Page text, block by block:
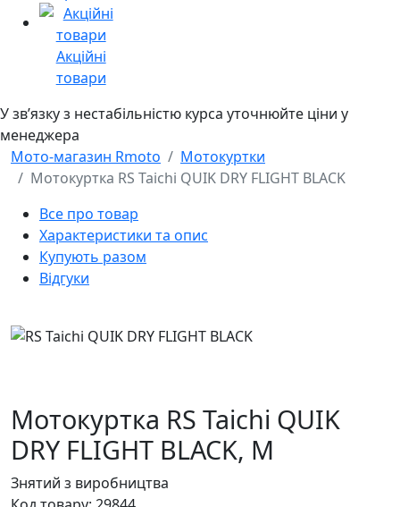
Акційні
товари
У звʼязку з нестабільністю курса уточнюйте ціни у
менеджера
Мото-магазин Rmoto
Мотокуртки
Мотокуртка RS Taichi QUIK DRY FLIGHT BLACK
Все про товар
Характеристики та опис
Купують разом
Відгуки
Мотокуртка RS Taichi QUIK
DRY FLIGHT BLACK, M
Знятий з виробництва